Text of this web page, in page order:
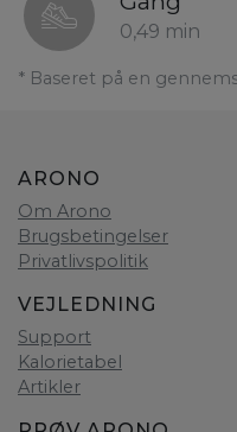
0,49 min
* Baseret på en
ARONO
Om Arono
Brugsbetingelser
Privatlivspolitik
VEJLEDNING
Support
Kalorietabel
Artikler